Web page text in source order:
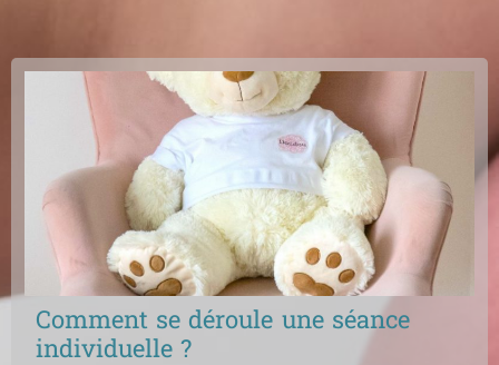
Comment se déroule une séance
individuelle ?